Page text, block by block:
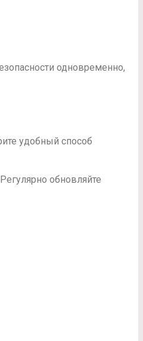
одновременно,
удобный способ
обновляйте